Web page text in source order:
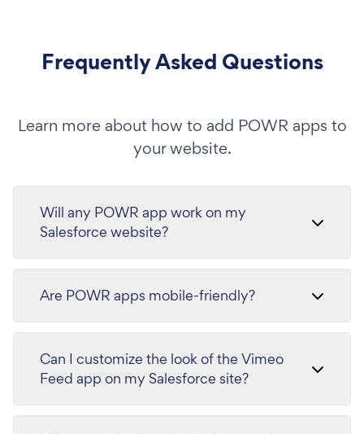
Frequently Asked Questions
Learn more about how to add POWR apps to
your website.
Will any POWR app work on my
Salesforce website?
Are POWR apps mobile-friendly?
Can I customize the look of the Vimeo
Feed app on my Salesforce site?